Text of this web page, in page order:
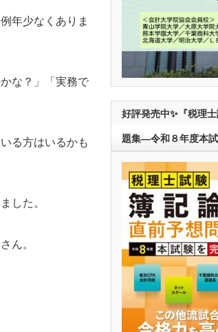
年少なくありま
な？」「実務で
る方はいるかも
した。
ん。
好評発売中✨『税理
題集―令和８年度本試